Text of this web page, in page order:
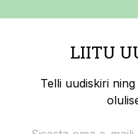
LIITU
Telli uudiskiri